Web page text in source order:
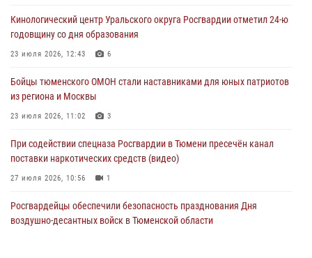
Росгвардия противодействует БПЛА ВСУ на южном направлении
Кинологический центр Уральского округа Росгвардии отметил 24-ю
годовщину со дня образования
23 июля 2026, 12:43 6
Бойцы тюменского ОМОН стали наставниками для юных патриотов
из региона и Москвы
23 июля 2026, 11:02 3
При содействии спецназа Росгвардии в Тюмени пресечён канал
поставки наркотических средств (видео)
27 июля 2026, 10:56 1
Росгвардейцы обеспечили безопасность празднования Дня
воздушно-десантных войск в Тюменской области